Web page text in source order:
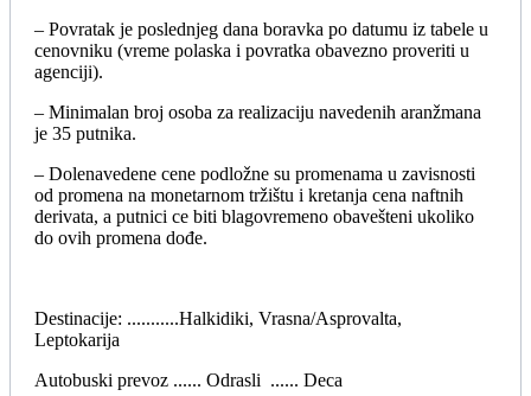
– Povratak je poslednjeg dana boravka po datumu iz tabele u
cenovniku (vreme polaska i povratka obavezno proveriti u
agenciji).
– Minimalan broj osoba za realizaciju navedenih aranžmana
je 35 putnika.
– Dolenavedene cene podložne su promenama u zavisnosti
od promena na monetarnom tržištu i kretanja cena naftnih
derivata, a putnici ce biti blagovremeno obavešteni ukoliko
do ovih promena dođe.
Destinacije: ...........Halkidiki, Vrasna/Asprovalta,
Leptokarija
Autobuski prevoz ...... Odrasli ...... Deca